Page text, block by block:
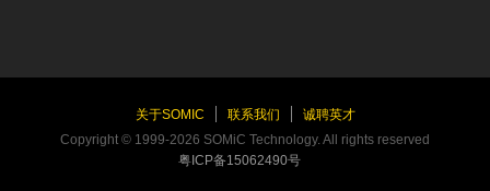
关于SOMIC 联系我们
诚聘英才
Copyright © 1999-2026 SOMiC Technology. All rights reserved
粤ICP备15062490号